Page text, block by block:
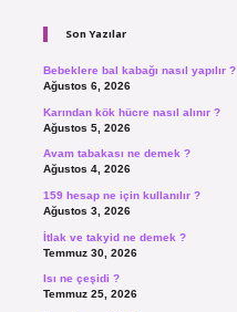
Son Yazılar
Bebeklere bal kabağı nasıl yapılır ?
Ağustos 6, 2026
Karından kök hücre nasıl alınır ?
Ağustos 5, 2026
Avam tabakası ne demek ?
Ağustos 4, 2026
159 hesap ne için kullanılır ?
Ağustos 3, 2026
İtlak ve takyid ne demek ?
Temmuz 30, 2026
Isı ne çeşidi ?
Temmuz 25, 2026